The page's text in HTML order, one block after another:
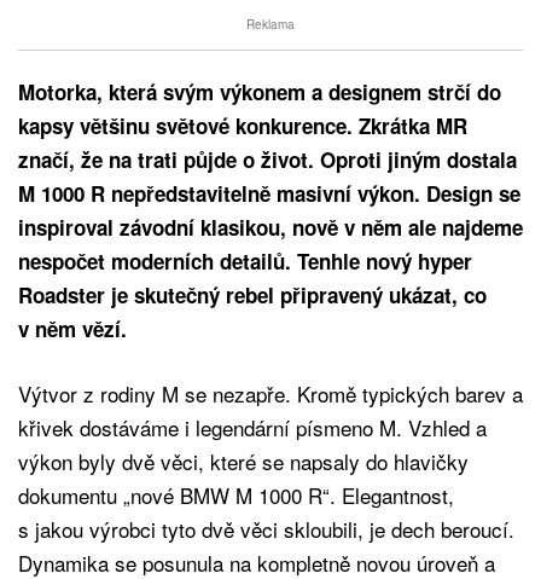
Reklama
Motorka, která svým výkonem a designem strčí do
kapsy většinu světové konkurence. Zkrátka MR
značí, že na trati půjde o život. Oproti jiným dostala
M 1000 R nepředstavitelně masivní výkon. Design se
inspiroval závodní klasikou, nově v něm ale najdeme
nespočet moderních detailů. Tenhle nový hyper
Roadster je skutečný rebel připravený ukázat, co
v něm vězí.
Výtvor z rodiny M se nezapře. Kromě typických barev a
křivek dostáváme i legendární písmeno M. Vzhled a
výkon byly dvě věci, které se napsaly do hlavičky
dokumentu „nové BMW M 1000 R“. Elegantnost,
s jakou výrobci tyto dvě věci skloubili, je dech beroucí.
Dynamika se posunula na kompletně novou úroveň a